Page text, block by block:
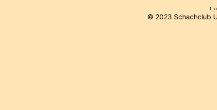
© 2023 Schachclub